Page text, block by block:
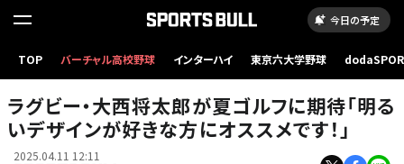
今日の予定
TOP バーチャル高校野球 インターハイ 東京六大学野球
ラグビー・大西将太郎が夏ゴルフに期待「明る
いデザインが好きな方にオススメです！」
2025.04.11 12:11